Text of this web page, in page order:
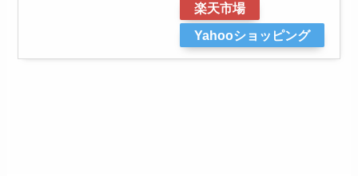
楽天市場
Yahooショッピング